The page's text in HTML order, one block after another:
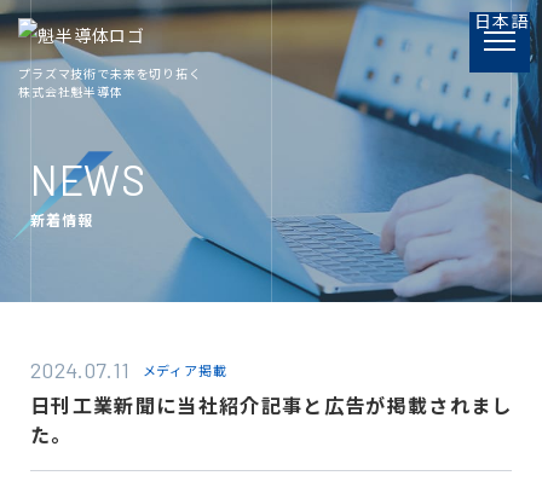
日本語
プラズマ技術で未来を切り拓く
株式会社魁半導体
PRODUCT
製品情報
INFORMATION
会社概要
RECRUIT
NEWS
新着情報
2024.07.11 メディア掲載
日刊工業新聞に当社紹介記事と広告が掲載されまし
た。